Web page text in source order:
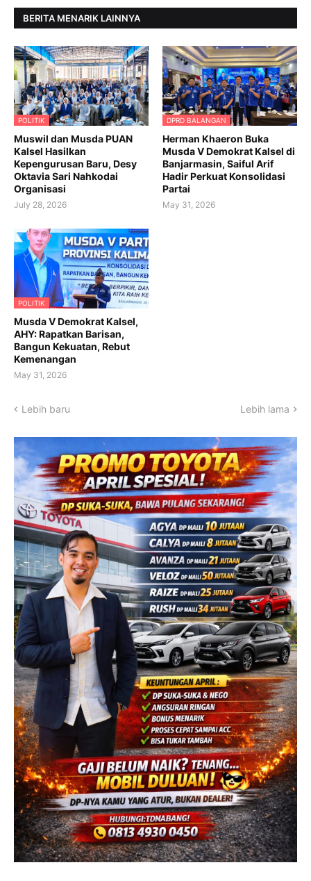
BERITA MENARIK LAINNYA
POLITIK
Muswil dan Musda PUAN
Kalsel Hasilkan
Kepengurusan Baru, Desy
Oktavia Sari Nahkodai
Organisasi
July 28, 2026
DPRD BALANGAN
Herman Khaeron Buka
Musda V Demokrat Kalsel di
Banjarmasin, Saiful Arif
Hadir Perkuat Konsolidasi
Partai
May 31, 2026
POLITIK
Musda V Demokrat Kalsel,
AHY: Rapatkan Barisan,
Bangun Kekuatan, Rebut
Kemenangan
May 31, 2026
Lebih baru Lebih lama